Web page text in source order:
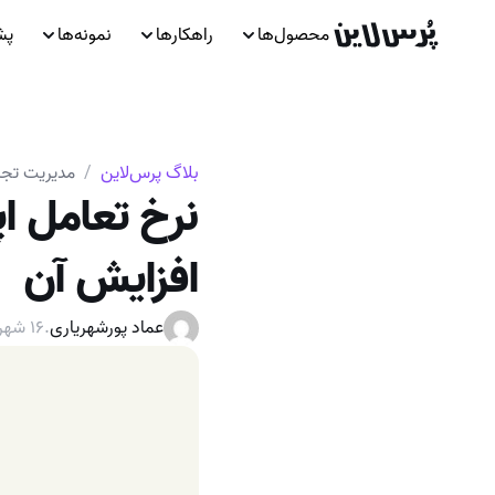
محصول‌ها راهکارها نمونه‌ها
بلاگ پرس‌لاین / مدیریت
افزایش آن
عماد پورشهریاری.۱۶ شهریور ۱۴۰۱